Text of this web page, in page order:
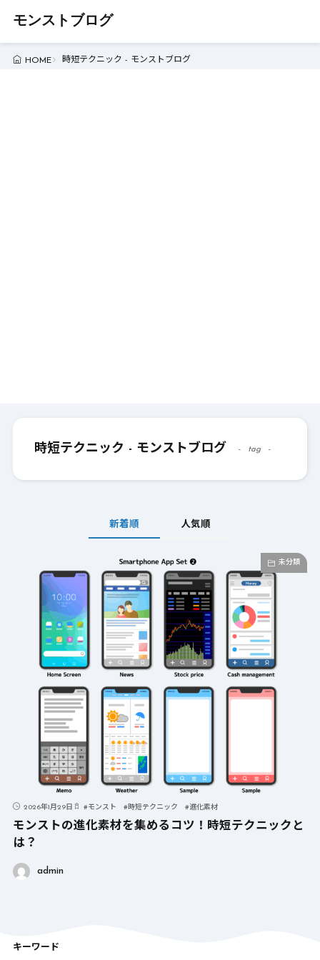
モンストブログ
HOME 時短テクニック - モンストブログ
時短テクニック - モンストブログ tag
新着順 人気順
未分類
2026年1月29日 #モンスト #時短テクニック #進化素材
モンストの進化素材を集めるコツ！時短テクニックと
は？
admin
キーワード